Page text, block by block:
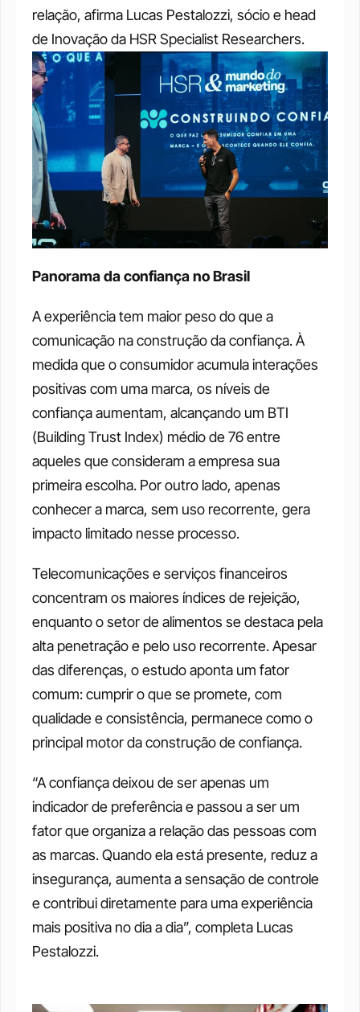
relação, afirma Lucas Pestalozzi, sócio e head
de Inovação da HSR Specialist Researchers.
Panorama da confiança no Brasil
A experiência tem maior peso do que a
comunicação na construção da confiança. À
medida que o consumidor acumula interações
positivas com uma marca, os níveis de
confiança aumentam, alcançando um BTI
(Building Trust Index) médio de 76 entre
aqueles que consideram a empresa sua
primeira escolha. Por outro lado, apenas
conhecer a marca, sem uso recorrente, gera
impacto limitado nesse processo.
Telecomunicações e serviços financeiros
concentram os maiores índices de rejeição,
enquanto o setor de alimentos se destaca pela
alta penetração e pelo uso recorrente. Apesar
das diferenças, o estudo aponta um fator
comum: cumprir o que se promete, com
qualidade e consistência, permanece como o
principal motor da construção de confiança.
“A confiança deixou de ser apenas um
indicador de preferência e passou a ser um
fator que organiza a relação das pessoas com
as marcas. Quando ela está presente, reduz a
insegurança, aumenta a sensação de controle
e contribui diretamente para uma experiência
mais positiva no dia a dia”, completa Lucas
Pestalozzi.